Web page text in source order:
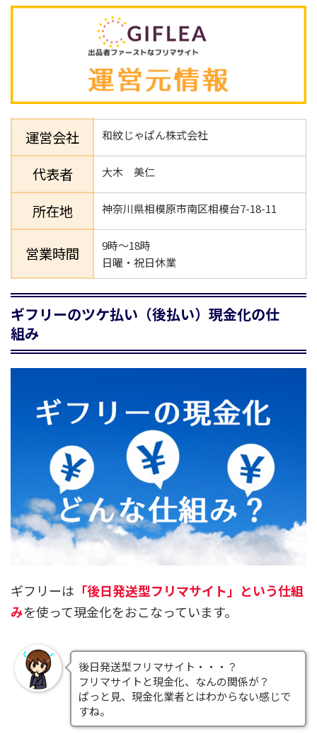
運営会社 和紋じゃぱん株式会社
代表者 大木 美仁
所在地 神奈川県相模原市南区相模台7-18-11
営業時間
9時～18時
日曜・祝日休業
ギフリーのツケ払い（後払い）現金化の仕
組み
ギフリーは 「後日発送型フリマサイト」という仕組
みを使って現金化をおこなっています。
後日発送型フリマサイト・・・？
フリマサイトと現金化、なんの関係が？
ぱっと見、現金化業者とはわからない感じで
すね。